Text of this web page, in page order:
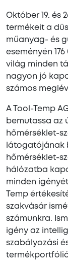
Október 19. és
termékeit a
műanyag- és
eseményén
világ minden
nagyon jó
számos
A Tool-Temp
bemutassa az
hőmérséklet-
látogatójának
hőmérséklet-
hálózatba
minden
Temp
szakvásár
számunkra.
igény az
szabályozási